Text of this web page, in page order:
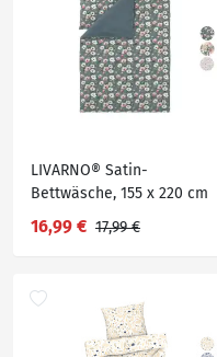
LIVARNO® Satin-
Bettwäsche, 155 x 220 cm
16,99 € 17,99 €